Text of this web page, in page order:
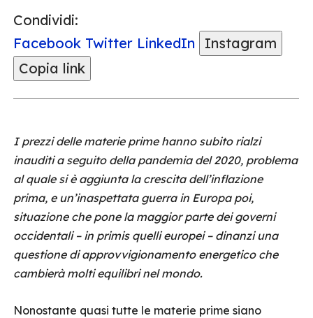
Condividi:
Facebook Twitter LinkedIn
Instagram
Copia link
I prezzi delle materie prime hanno subito rialzi
inauditi a seguito della pandemia del 2020, problema
al quale si è aggiunta la crescita dell’inflazione
prima, e un’inaspettata guerra in Europa poi,
situazione che pone la maggior parte dei governi
occidentali – in primis quelli europei – dinanzi una
questione di approvvigionamento energetico che
cambierà molti equilibri nel mondo.
Nonostante quasi tutte le materie prime siano